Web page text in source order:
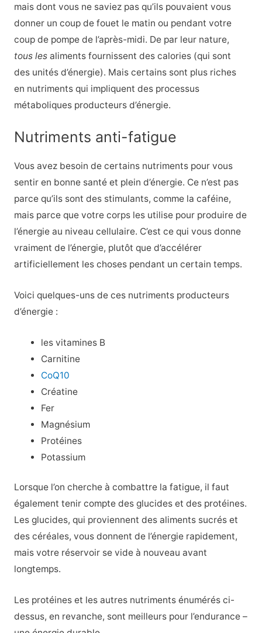
mais dont vous ne saviez pas qu’ils pouvaient vous
donner un coup de fouet le matin ou pendant votre
coup de pompe de l’après-midi. De par leur nature,
tous les aliments fournissent des calories (qui sont
des unités d’énergie). Mais certains sont plus riches
en nutriments qui impliquent des processus
métaboliques producteurs d’énergie.
Nutriments anti-fatigue
Vous avez besoin de certains nutriments pour vous
sentir en bonne santé et plein d’énergie. Ce n’est pas
parce qu’ils sont des stimulants, comme la caféine,
mais parce que votre corps les utilise pour produire de
l’énergie au niveau cellulaire. C’est ce qui vous donne
vraiment de l’énergie, plutôt que d’accélérer
artificiellement les choses pendant un certain temps.
Voici quelques-uns de ces nutriments producteurs
d’énergie :
les vitamines B
Carnitine
CoQ10
Créatine
Fer
Magnésium
Protéines
Potassium
Lorsque l’on cherche à combattre la fatigue, il faut
également tenir compte des glucides et des protéines.
Les glucides, qui proviennent des aliments sucrés et
des céréales, vous donnent de l’énergie rapidement,
mais votre réservoir se vide à nouveau avant
longtemps.
Les protéines et les autres nutriments énumérés ci-
dessus, en revanche, sont meilleurs pour l’endurance –